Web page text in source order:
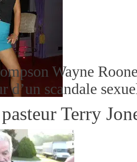
Wayne
d’un scandale
Terry